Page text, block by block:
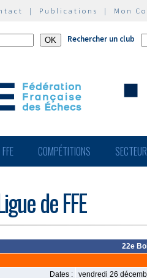
| Publications | Mon
Rechercher un club
FFE COMPÉTITIONS
de FFE
22e
Dates :
vendredi 26